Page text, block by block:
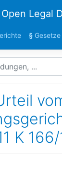
Open Legal
§Gesetze
K